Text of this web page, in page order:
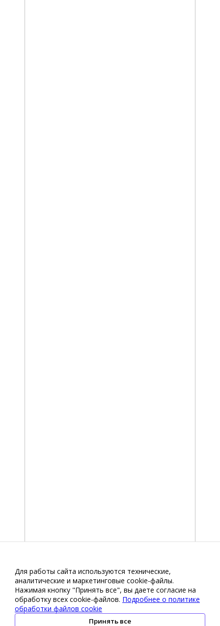
Для работы сайта используются технические,
аналитические и маркетинговые сооkіе-файлы.
Нажимая кнопку "Принять все", вы даете согласие на
обработку всех cookie-файлов. Подробнее о политике
обработки файлов cookie
Принять все